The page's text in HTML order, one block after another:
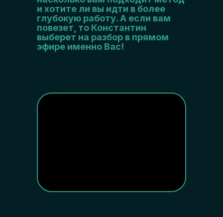
и хотите ли вы идти в более
глубокую работу. А если вам
повезет, то Константин
выберет на разбор в прямом
эфире именно Вас!